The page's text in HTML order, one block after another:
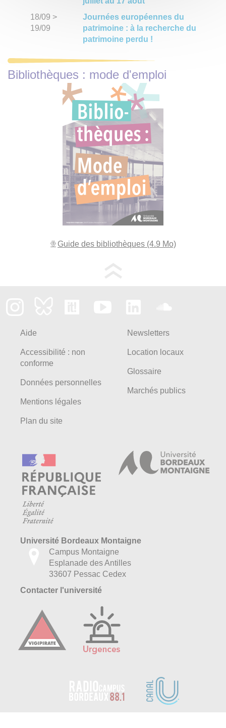
18/09 >
19/09
Journées européennes du
patrimoine : à la recherche du
patrimoine perdu !
Bibliothèques : mode d'emploi
Guide des bibliothèques (4.9 Mo)
Aide
Accessibilité : non
conforme
Données personnelles
Mentions légales
Plan du site
Newsletters
Location locaux
Glossaire
Marchés publics
Université Bordeaux Montaigne
Campus Montaigne
Esplanade des Antilles
33607 Pessac Cedex
Contacter l'université